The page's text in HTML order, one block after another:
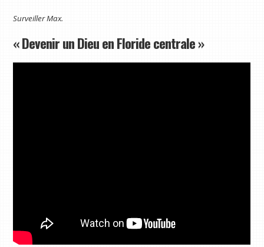
SurveillerMax.
« Devenir un Dieu en Floride centrale »